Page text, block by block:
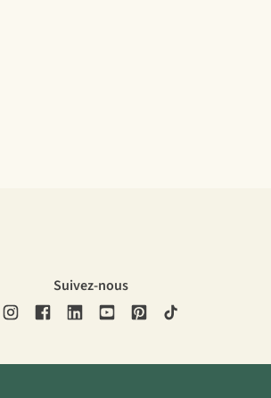
Suivez-nous